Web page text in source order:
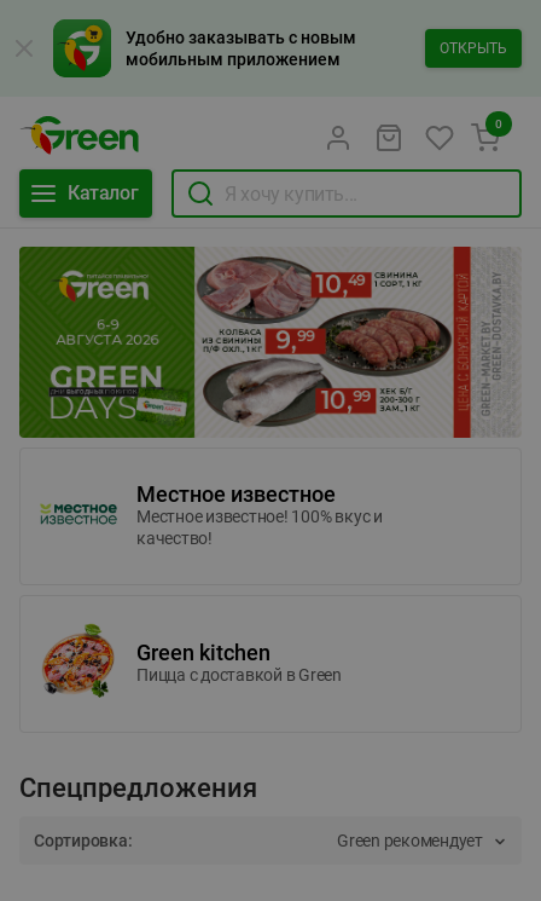
Удобно заказывать с новым
мобильным приложением
ОТКРЫТЬ
Каталог
0
Местное известное
Местное известное! 100% вкус и
качество!
Green kitchen
Пицца c доставкой в Green
Спецпредложения
Сортировка: Green рекомендует